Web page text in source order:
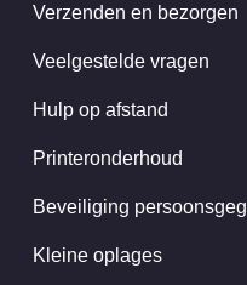
Verzenden en bezorgen
Veelgestelde vragen
Hulp op afstand
Printeronderhoud
Beveiliging
Kleine oplages